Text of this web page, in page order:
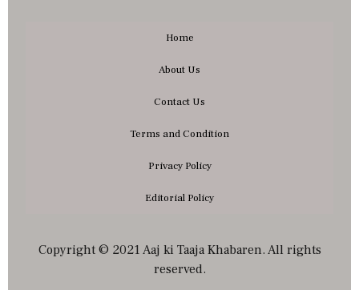
Home
About Us
Contact Us
Terms and Condition
Privacy Policy
Editorial Policy
Copyright © 2021 Aaj ki Taaja Khabaren. All rights
reserved.